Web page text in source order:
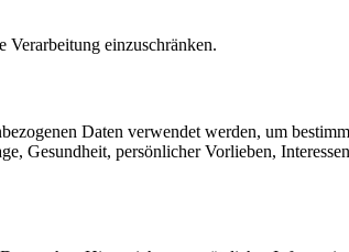
Verarbeitung einzuschränken.
Daten verwendet werden, um
Gesundheit, persönlicher Vorlieben,